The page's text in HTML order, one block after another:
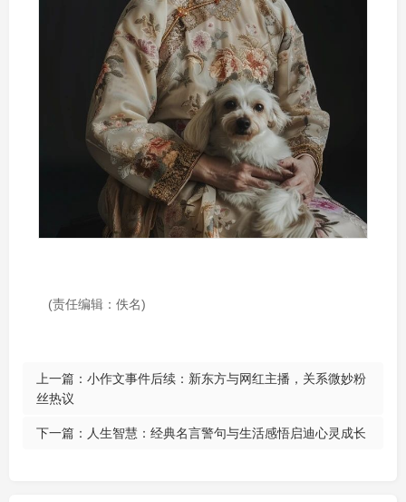
(责任编辑：佚名)
上一篇： 小作文事件后续：新东方与网红主播，关系微妙粉
丝热议
下一篇： 人生智慧：经典名言警句与生活感悟启迪心灵成长